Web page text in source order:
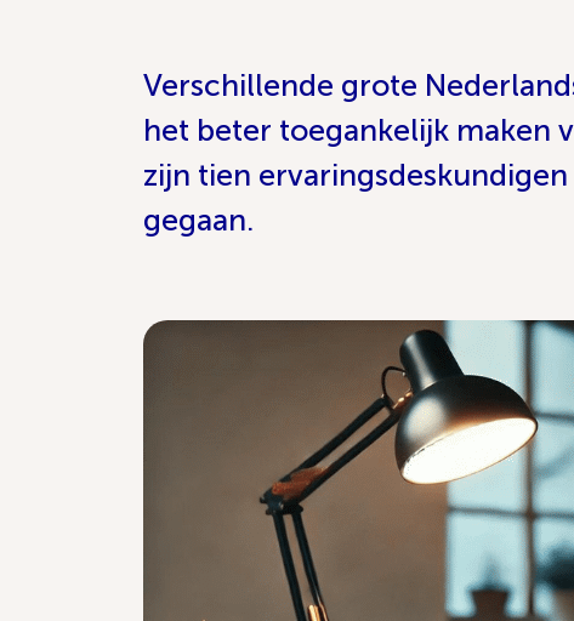
Verschillende grote
het beter toegankelijk maken
zijn tien
gegaan.